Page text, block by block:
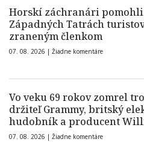
Horskí záchranári
Západných Tatrách
zraneným členkom
07. 08. 2026 | Žiadne komentáre
Vo veku 69 rokov zomrel
držiteľ Grammy, britský
hudobník a producent
07. 08. 2026 | Žiadne komentáre